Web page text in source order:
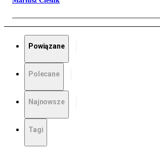
Powiązane
Polecane
Najnowsze
Tagi